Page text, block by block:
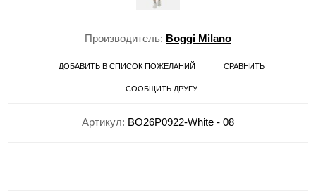
Производитель: Boggi Milano
ДОБАВИТЬ В СПИСОК ПОЖЕЛАНИЙ СРАВНИТЬ
СООБЩИТЬ ДРУГУ
Артикул: BO26P0922-White - 08